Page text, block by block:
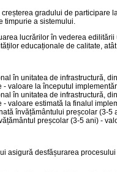
gradului de participare
timpurie a sistemului.
lucrărilor în vederea
educaționale de calitate,
în unitatea de infrastructură,
valoare la începutul
în unitatea de infrastructură,
valoare estimată la finalul
învățământului preșcolar (3-
preșcolar (3-5 ani) -
asigură desfășurarea